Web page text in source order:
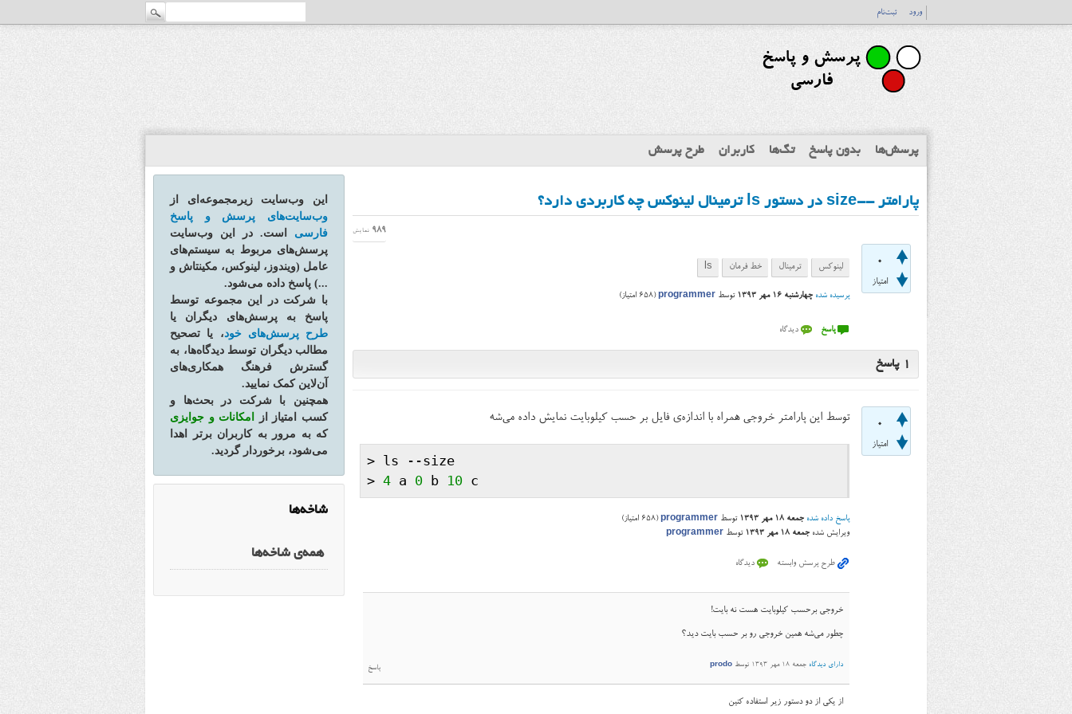
ورود ثبت‌نام
پرسش‌ها بدون پاسخ تگ‌ها کاربران طرح پرسش
این وب‌سایت زیرمجموعه‌ای از
وب‌سایت‌های پرسش و پاسخ
فارسی است. در این وب‌سایت
پرسش‌های مربوط به سیستم‌های
عامل (ویندوز، لینوکس، مکینتاش و
...) پاسخ داده می‌شود.
با شرکت در این مجموعه توسط
پاسخ به پرسش‌های دیگران یا
طرح پرسش‌های خود، یا تصحیح
مطالب دیگران توسط دیدگاه‌ها، به
گسترش فرهنگ همکاری‌های
آن‌لاین کمک نمایید.
همچنین با شرکت در بحث‌ها و
کسب امتیاز از
امکانات و جوایزی
که به مرور به کاربران برتر اهدا
می‌شود، برخوردار گردید.
شاخه‌ها
همه‌ی شاخه‌ها
پارامتر --size در دستور ls ترمینال لینوکس چه کاربردی دارد؟
0
امتیاز
989 نمایش
لینوکس ترمینال خط فرمان ls
پرسیده شده چهارشنبه ۱۶ مهر ۱۳۹۳ توسط programmer
(
658 امتیاز)
1 پاسخ
0
امتیاز
توسط این پارامتر خروجی همراه با اندازه‌ی فایل بر حسب کیلوبایت نمایش داده می‌شه
> ls --size
> 4 a 0 b 10 c
پاسخ داده شده جمعه ۱۸ مهر ۱۳۹۳ توسط programmer
(
658 امتیاز)
ویرایش شده جمعه ۱۸ مهر ۱۳۹۳ توسط programmer
خروجی برحسب کیلوبایت هست نه بایت!
چطور می‌شه همین خروجی رو بر حسب بایت دید؟
دارای دیدگاه جمعه ۱۸ مهر ۱۳۹۳ توسط prodo
از یکی از دو دستور زیر استفاده کنین